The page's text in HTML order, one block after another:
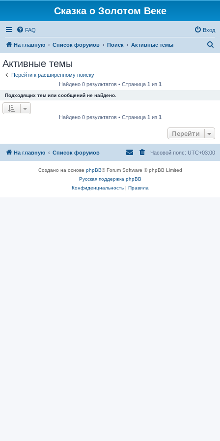
Сказка о Золотом Веке
FAQ Вход
На главную Список форумов Поиск Активные темы
Активные темы
Перейти к расширенному поиску
Найдено 0 результатов • Страница 1 из 1
Подходящих тем или сообщений не найдено.
Найдено 0 результатов • Страница 1 из 1
Перейти
На главную Список форумов Часовой пояс: UTC+03:00
Создано на основе phpBB® Forum Software © phpBB Limited
Русская поддержка phpBB
Конфиденциальность| Правила